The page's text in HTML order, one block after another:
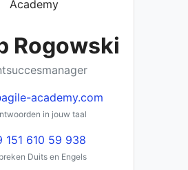
Rogowski
academy.com
in jouw taal
151 610 59 938
Duits en Engels